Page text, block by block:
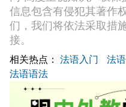
信息包含有侵犯其著作
们，我们将依法采取措
接。
相关热点： 法语入门 法
法语语法